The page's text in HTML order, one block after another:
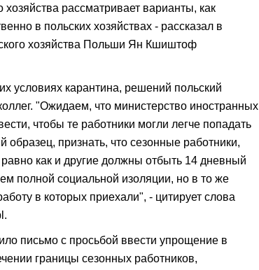
рассматривает варианты, как
в польских хозяйствах - рассказал в
хозяйства Польши Ян Кшиштоф
условиях карантина, решений польский
"Ожидаем, что министерство иностранных
чтобы те работники могли легче попадать
признать, что сезонные работники,
как и другие должны отбыть 14 дневный
полной социальной изоляции, но в то же
в которых приехали", - цитирует слова
письмо с просьбой ввести упрощение в
границы сезонных работников,